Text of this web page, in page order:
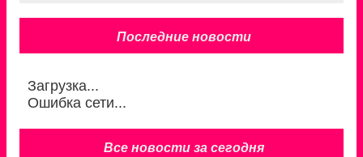
Последние новости
Загрузка...
Ошибка сети...
Все новости за сегодня